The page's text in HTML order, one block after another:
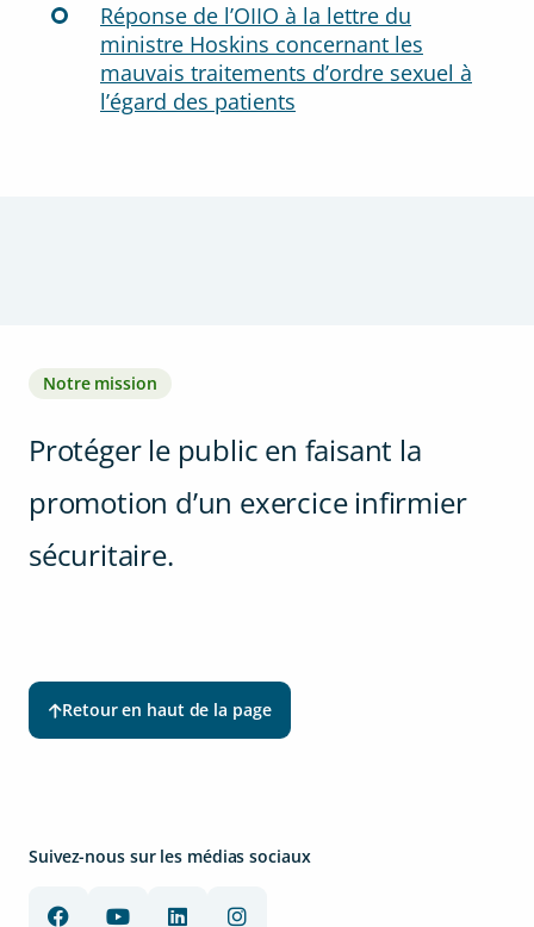
Réponse de l’OIIO à la lettre du
ministre Hoskins concernant les
mauvais traitements d’ordre sexuel à
l’égard des patients
Notre mission
Protéger le public en faisant la
promotion d’un exercice infirmier
sécuritaire.
Retour en haut de la page
Suivez-nous sur les médias sociaux